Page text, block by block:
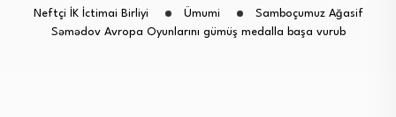
Neftçi İK İctimai Birliyi Ümumi
Samboçumuz Ağasif
Səmədov Avropa Oyunlarını gümüş medalla başa vurub